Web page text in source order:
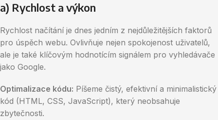
a) Rychlost a výkon
Rychlost načítání je dnes jedním z nejdůležitějších faktorů
pro úspěch webu. Ovlivňuje nejen spokojenost uživatelů,
ale je také klíčovým hodnotícím signálem pro vyhledávače
jako Google.
Optimalizace kódu: Píšeme čistý, efektivní a minimalistický
kód (HTML, CSS, JavaScript), který neobsahuje
zbytečnosti.